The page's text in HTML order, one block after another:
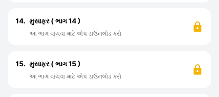
14. મુસાફર ( ભાગ 14 )
આ ભાગ વાંચવા માટે એપ ડાઉનલોડ કરો
15. મુસાફર ( ભાગ 15 )
આ ભાગ વાંચવા માટે એપ ડાઉનલોડ કરો